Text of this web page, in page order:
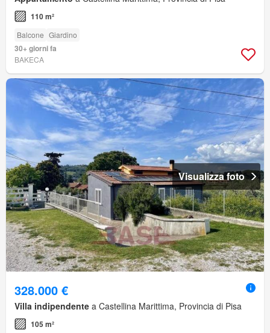
110 m²
Balcone Giardino
30+ giorni fa
BAKECA
Visualizza foto
328.000 €
Villa indipendente a Castellina Marittima, Provincia di Pisa
105 m²